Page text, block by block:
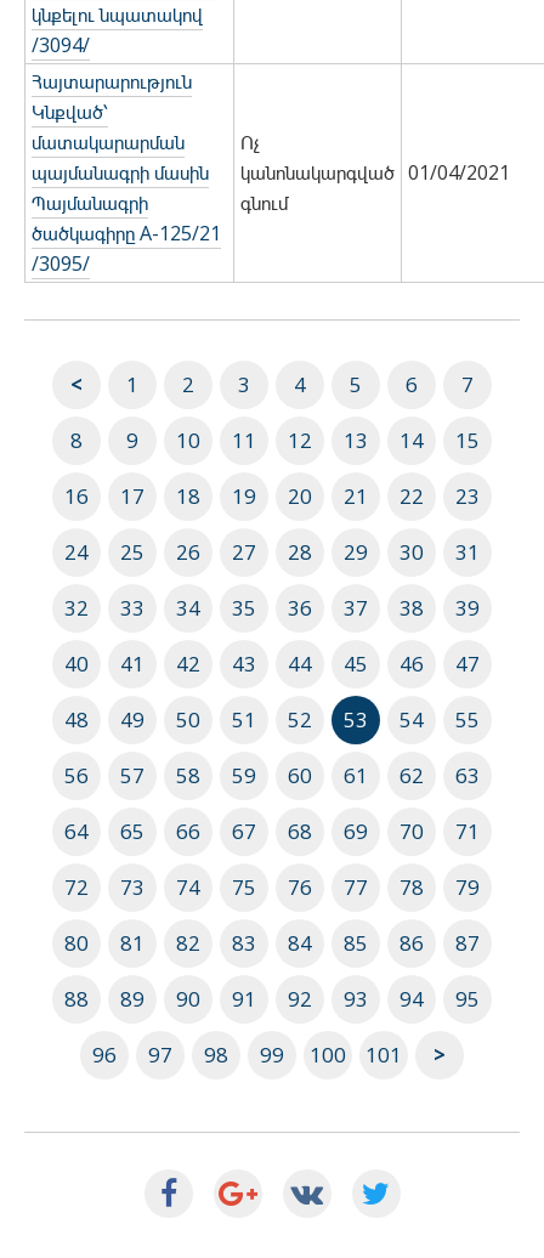
կնքելու նպատակով
/3094/
Հայտարարություն
Կնքված՝
մատակարարման
պայմանագրի մասին
Պայմանագրի
ծածկագիրը A-125/21
/3095/
Ոչ
կանոնակարգված
գնում
01/04/2021
< 1 2 3 4 5 6
7
8
9 10 11 12 13 14
15
16
17 18 19 20 21 22
23
24
25 26 27 28 29 30
31
32
33 34 35 36 37 38
39
40
41 42 43 44 45 46
47
48
49 50 51 52 53 54
55
56
57 58 59 60 61 62
63
64
65 66 67 68 69 70
71
72
73 74 75 76 77 78
79
80
81 82 83 84 85 86
87
88
89 90 91 92 93 94
95
96
97 98 99 100 101 >